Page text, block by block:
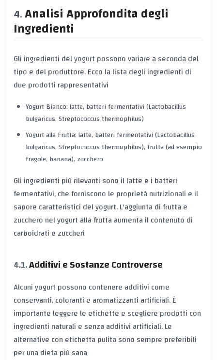
Analisi Approfondita degli
Ingredienti
Gli ingredienti del yogurt possono variare a seconda del
tipo e del produttore. Ecco la lista degli ingredienti di
due prodotti rappresentativi
Yogurt Bianco: latte, batteri fermentativi (Lactobacillus
bulgaricus, Streptococcus thermophilus)
Yogurt alla Frutta: latte, batteri fermentativi (Lactobacillus
bulgaricus, Streptococcus thermophilus), frutta (ad esempio
fragole, banana), zucchero
Gli ingredienti più rilevanti sono il latte e i batteri
fermentativi, che forniscono le proprietà nutrizionali e il
sapore caratteristici del yogurt. L'aggiunta di frutta e
zucchero nel yogurt alla frutta aumenta il contenuto di
carboidrati e zuccheri
Additivi e Sostanze Controverse
Alcuni yogurt possono contenere additivi come
conservanti, coloranti e aromatizzanti artificiali. È
importante leggere le etichette e scegliere prodotti con
ingredienti naturali e senza additivi artificiali. Le
alternative con etichetta pulita sono sempre preferibili
per una dieta più sana